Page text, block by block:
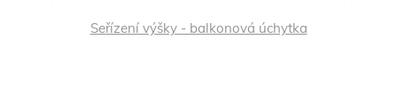
Seřízení výšky - balkonová úchytka